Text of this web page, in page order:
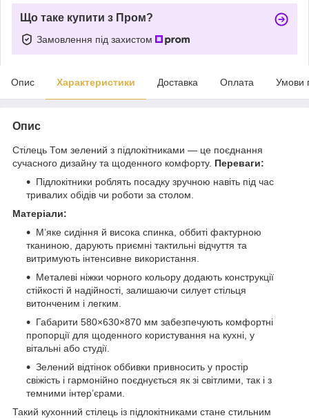
Що таке купити з Пром?
Замовлення під захистом
Опис Характеристики Доставка Оплата Умови
Опис
Стілець Том зелений з підлокітниками — це поєднання
сучасного дизайну та щоденного комфорту. Переваги:
Підлокітники роблять посадку зручною навіть під час
тривалих обідів чи роботи за столом.
Матеріали:
М’яке сидіння й висока спинка, оббиті фактурною
тканиною, дарують приємні тактильні відчуття та
витримують інтенсивне використання.
Металеві ніжки чорного кольору додають конструкції
стійкості й надійності, залишаючи силует стільця
витонченим і легким.
Габарити 580×630×870 мм забезпечують комфортні
пропорції для щоденного користування на кухні, у
вітальні або студії.
Зелений відтінок оббивки привносить у простір
свіжість і гармонійно поєднується як зі світлими, так і з
темними інтер’єрами.
Такий кухонний стілець із підлокітниками стане стильним